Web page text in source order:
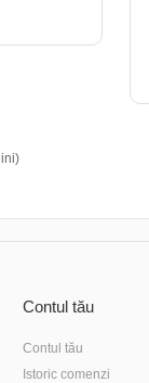
Contul tău
Contul tău
Istoric comenzi